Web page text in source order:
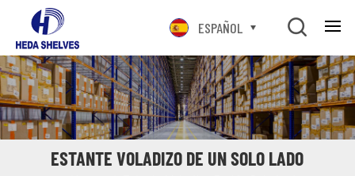
ESPAÑOL
ESTANTE VOLADIZO DE UN SOLO LADO